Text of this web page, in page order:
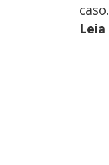
caso.